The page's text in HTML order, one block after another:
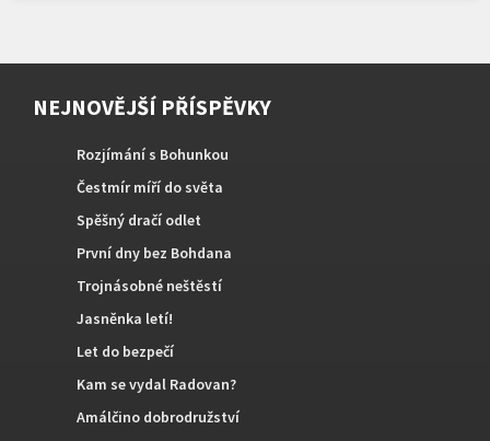
NEJNOVĚJŠÍ PŘÍSPĚVKY
Rozjímání s Bohunkou
Čestmír míří do světa
Spěšný dračí odlet
První dny bez Bohdana
Trojnásobné neštěstí
Jasněnka letí!
Let do bezpečí
Kam se vydal Radovan?
Amálčino dobrodružství